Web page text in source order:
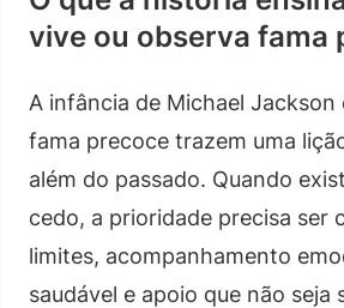
vive ou observa fama
A infância de Michael Jackson
fama precoce trazem uma
além do passado. Quando
cedo, a prioridade precisa ser
limites, acompanhamento
saudável e apoio que não seja